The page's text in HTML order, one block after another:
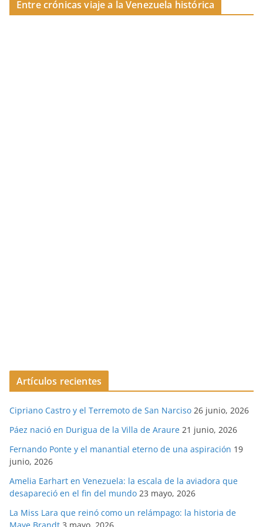
Entre crónicas viaje a la Venezuela histórica
Artículos recientes
Cipriano Castro y el Terremoto de San Narciso 26 junio, 2026
Páez nació en Durigua de la Villa de Araure 21 junio, 2026
Fernando Ponte y el manantial eterno de una aspiración 19
junio, 2026
Amelia Earhart en Venezuela: la escala de la aviadora que
desapareció en el fin del mundo 23 mayo, 2026
La Miss Lara que reinó como un relámpago: la historia de